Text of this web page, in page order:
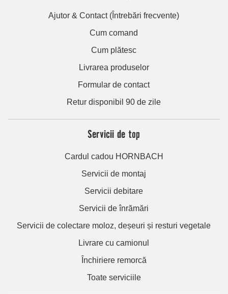
Ajutor & Contact (Întrebări frecvente)
Cum comand
Cum plătesc
Livrarea produselor
Formular de contact
Retur disponibil 90 de zile
Servicii de top
Cardul cadou HORNBACH
Servicii de montaj
Servicii debitare
Servicii de înrămări
Servicii de colectare moloz, deșeuri și resturi vegetale
Livrare cu camionul
Închiriere remorcă
Toate serviciile